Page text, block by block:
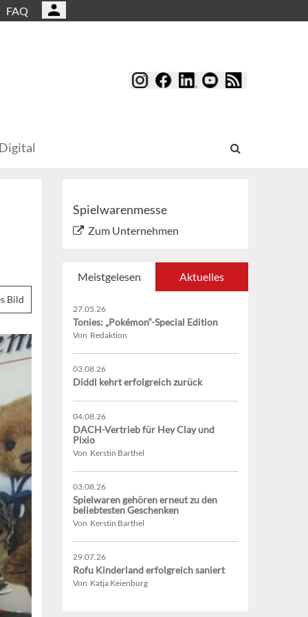
FAQ
Bild
Spielwarenmesse
Zum Unternehmen
Meistgelesen Aktuelles
27.05.26
Tonies: „Pokémon“-Special Edition
Von Redaktion
03.08.26
Diddl kehrt erfolgreich zurück
04.08.26
DACH-Vertrieb für Hey Clay und
Pixio
Von Kerstin Barthel
03.08.26
Spielwaren gehören erneut zu den
beliebtesten Geschenken
Von Kerstin Barthel
29.07.26
Rofu Kinderland erfolgreich saniert
Von Katja Keienburg